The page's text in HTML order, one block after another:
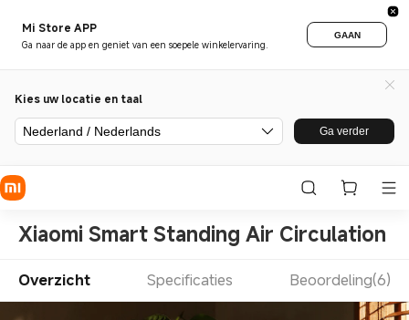
Mi Store APP
Ga naar de app en geniet van een soepele winkelervaring.
GAAN
Kies uw locatie en taal
Nederland / Nederlands Ga verder
Xiaomi Smart Standing Air Circulation
Overzicht Specificaties Beoordeling(6)